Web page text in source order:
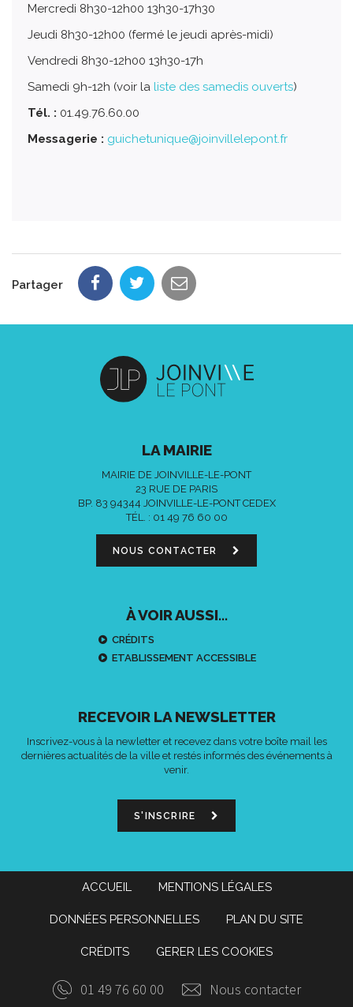
Mercredi 8h30-12h00 13h30-17h30
Jeudi 8h30-12h00 (fermé le jeudi après-midi)
Vendredi 8h30-12h00 13h30-17h
Samedi 9h-12h (voir la liste des samedis ouverts)
Tél. : 01.49.76.60.00
Messagerie : guichetunique@joinvillelepont.fr
Partager
LA MAIRIE
MAIRIE DE JOINVILLE-LE-PONT
23 RUE DE PARIS
BP. 83 94344 JOINVILLE-LE-PONT CEDEX
TÉL. : 01 49 76 60 00
NOUS CONTACTER
À VOIR AUSSI...
CRÉDITS
ETABLISSEMENT ACCESSIBLE
RECEVOIR LA NEWSLETTER
Inscrivez-vous à la newletter et recevez dans votre boîte mail les
dernières actualités de la ville et restés informés des événements à
venir.
S'INSCRIRE
ACCUEIL MENTIONS LÉGALES
DONNÉES PERSONNELLES PLAN DU SITE
CRÉDITS GERER LES COOKIES
01 49 76 60 00 Nous contacter